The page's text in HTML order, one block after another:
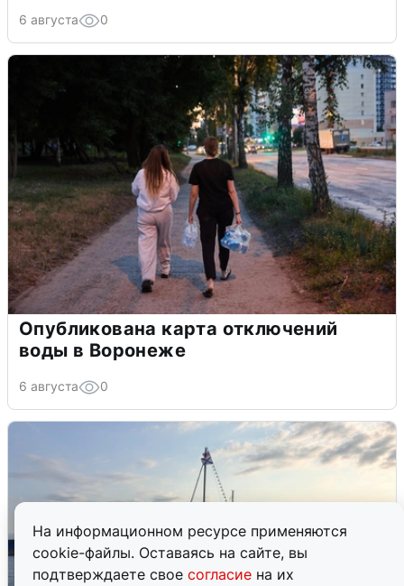
На информационном ресурсе применяются
cookie-файлы. Оставаясь на сайте, вы
подтверждаете свое согласие на их
6 августа 0
Опубликована карта отключений
воды в Воронеже
6 августа 0